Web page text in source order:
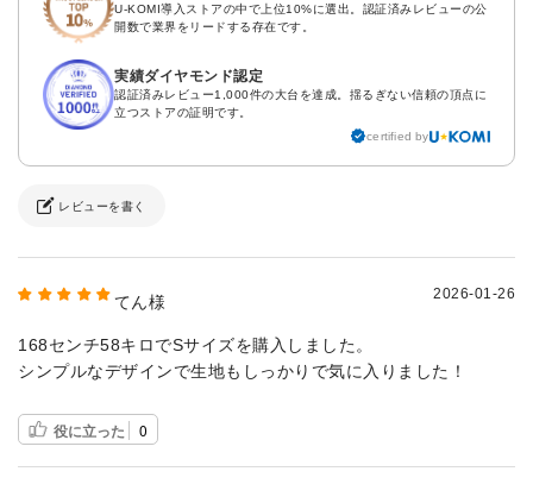
U-KOMI導入ストアの中で上位10%に選出。認証済みレビューの公
開数で業界をリードする存在です。
実績ダイヤモンド認定
認証済みレビュー1,000件の大台を達成。揺るぎない信頼の頂点に
立つストアの証明です。
certified by
レビューを書く
てん様 2026-01-26
168センチ58キロでSサイズを購入しました。
シンプルなデザインで生地もしっかりで気に入りました！
役に立った 0